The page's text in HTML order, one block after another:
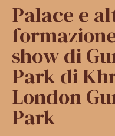
Palace e
show di
Park di
London
Park